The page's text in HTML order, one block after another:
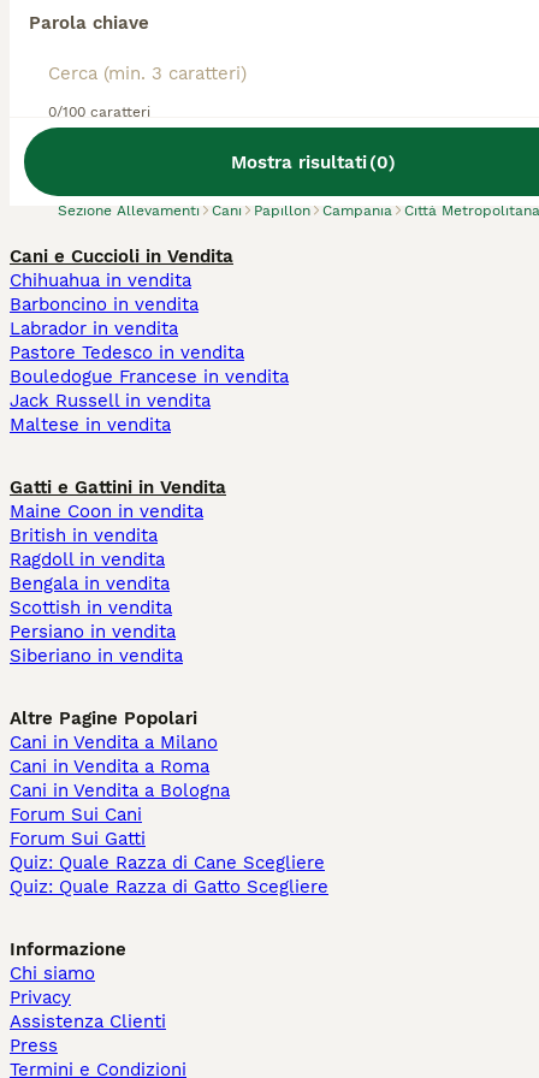
Parola chiave
0/100 caratteri
Mostra risultati(0)
Sezione Allevamenti Cani Papillon Campania Città
Cani e Cuccioli in Vendita
Chihuahua in vendita
Barboncino in vendita
Labrador in vendita
Pastore Tedesco in vendita
Bouledogue Francese in vendita
Jack Russell in vendita
Maltese in vendita
Gatti e Gattini in Vendita
Maine Coon in vendita
British in vendita
Ragdoll in vendita
Bengala in vendita
Scottish in vendita
Persiano in vendita
Siberiano in vendita
Altre Pagine Popolari
Cani in Vendita a Milano
Cani in Vendita a Roma
Cani in Vendita a Bologna
Forum Sui Cani
Forum Sui Gatti
Quiz: Quale Razza di Cane Scegliere
Quiz: Quale Razza di Gatto Scegliere
Informazione
Chi siamo
Privacy
Assistenza Clienti
Press
Termini e Condizioni